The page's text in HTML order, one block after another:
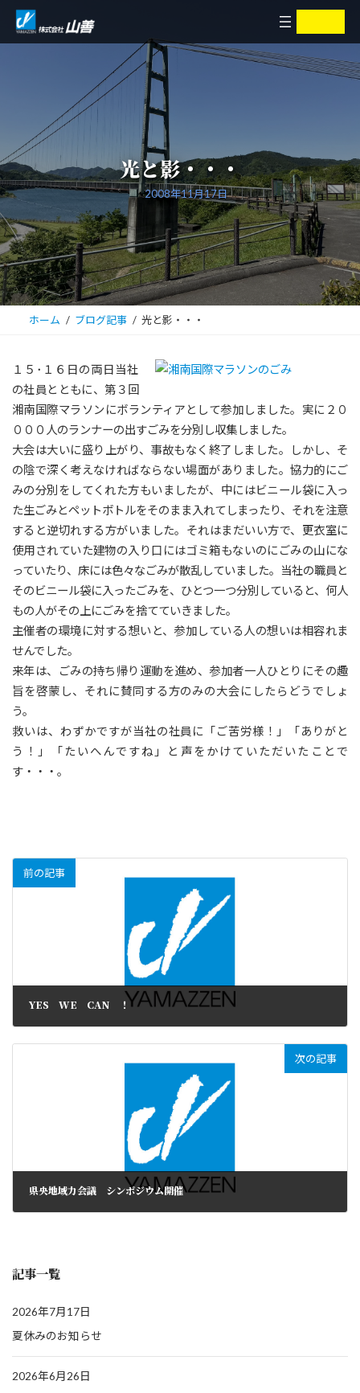
ッ
プ
移
動
ア
コ
ン
リ
ン
ア
コ
ン
リ
ン
光と影・・・
2008年11月17日
ホーム ブログ記事 光と影・・・
１５･１６日の両日当社
の社員とともに、第３回
湘南国際マラソンにボランティアとして参加しました。実に２０
０００人のランナーの出すごみを分別し収集しました。
大会は大いに盛り上がり、事故もなく終了しました。しかし、そ
の陰で深く考えなければならない場面がありました。協力的にご
みの分別をしてくれた方もいましたが、中にはビニール袋に入っ
た生ごみとペットボトルをそのまま入れてしまったり、それを注意
すると逆切れする方がいました。それはまだいい方で、更衣室に
使用されていた建物の入り口にはゴミ箱もないのにごみの山にな
っていたり、床には色々なごみが散乱していました。当社の職員と
そのビニール袋に入ったごみを、ひとつ一つ分別していると、何人
もの人がその上にごみを捨てていきました。
主催者の環境に対する想いと、参加している人の想いは相容れま
せんでした。
来年は、ごみの持ち帰り運動を進め、参加者一人ひとりにその趣
旨を啓蒙し、それに賛同する方のみの大会にしたらどうでしょ
う。
救いは、わずかですが当社の社員に「ご苦労様！」「ありがと
う！」「たいへんですね」と声をかけていただいたことで
す・・・。
前の記事
YES WE CAN ！
次の記事
県央地域力会議 シンポジウム開催
記事一覧
2026年7月17日
夏休みのお知らせ
2026年6月26日